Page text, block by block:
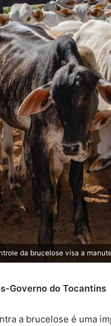
m
-
m
a
i
l
da brucelose visa a
Governo do Tocantins
a brucelose é uma